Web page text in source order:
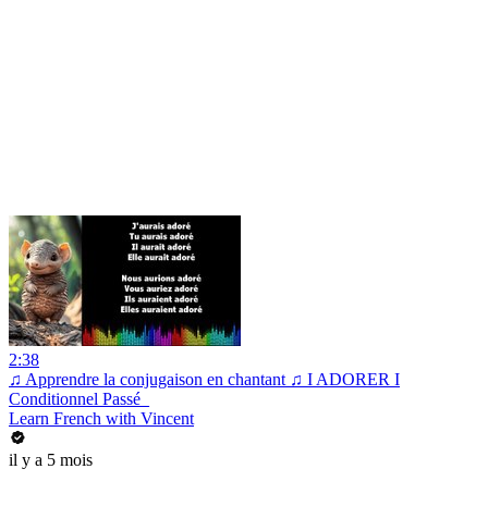
2:38
♫ Apprendre la conjugaison en chantant ♫ I ADORER I
Conditionnel Passé_
Learn French with Vincent
il y a 5 mois